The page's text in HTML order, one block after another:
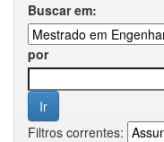
Buscar em:
por
Filtros correntes: